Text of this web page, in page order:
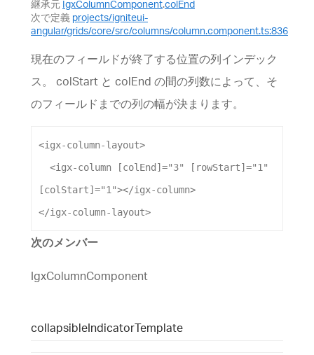
継承元 IgxColumnComponent.colEnd
次で定義 projects/igniteui-
angular/grids/core/src/columns/column.component.ts:836
現在のフィールドが終了する位置の列インデック
ス。 colStart と colEnd の間の列数によって、そ
のフィールドまでの列の幅が決まります。
<igx-column-layout>
<igx-column [colEnd] ="3" [rowStart] ="1"
[colStart] ="1"></igx-column>
</igx-column-layout>
次のメンバー
IgxColumnComponent
collapsibleIndicatorTemplate